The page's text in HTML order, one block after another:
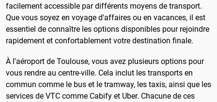
facilement accessible par différents moyens de transport.
Que vous soyez en voyage d'affaires ou en vacances, il est
essentiel de connaître les options disponibles pour rejoindre
rapidement et confortablement votre destination finale.
À l'aéroport de Toulouse, vous avez plusieurs options pour
vous rendre au centre-ville. Cela inclut les transports en
commun comme le bus et le tramway, les taxis, ainsi que les
services de VTC comme Cabify et Uber. Chacune de ces